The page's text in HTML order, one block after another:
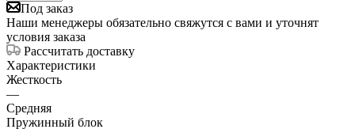
Под заказ
Наши менеджеры обязательно свяжутся с вами и уточнят
условия заказа
Рассчитать доставку
Характеристики
Жесткость
—
Средняя
Пружинный блок